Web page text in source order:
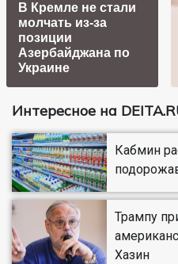
В Кремле не стали
молчать из-за
позиции
Азербайджана по
Украине
Интересное на
Кабмин
Трампу
Хазин